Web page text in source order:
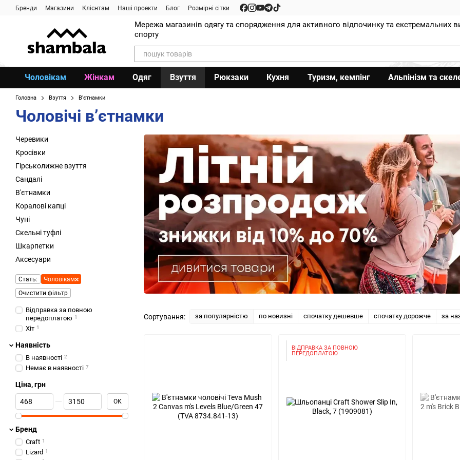
Перейти до основного контенту
Бренди Магазини Клієнтам Наші проекти Блог Розмірні сітки
Мережа магазинів одягу та спорядження для активного відпочинку та екстремальних
спорту
Чоловікам Жінкам Одяг Взуття Рюкзаки Кухня Туризм, кемпінг Альпінізм та
Головна Взуття В'єтнамки
Чоловічі вʼєтнамки
Сортування: за популярністю по новизні спочатку дешевше спочатку дорожче за
ВІДПРАВКА ЗА ПОВНОЮ
ПЕРЕДОПЛАТОЮ
Черевики
Кросівки
Гірськолижне взуття
Сандалі
В'єтнамки
Коралові капці
Чуні
Скельні туфлі
Шкарпетки
Аксесуари
Стать:
Чоловікам
Очистити фільтр
Відправка за повною
передоплатою 1
Хіт 1
Наявність
В наявності 2
Немає в наявності 7
Ціна, грн
Від Ціна, грн
До Ціна, грн ОК
Бренд
Craft 1
Lizard 1